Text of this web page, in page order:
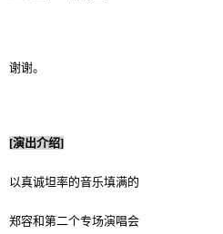
谢谢。
[演出介绍]
以真诚坦率的音乐填满的
郑容和第二个专场演唱会